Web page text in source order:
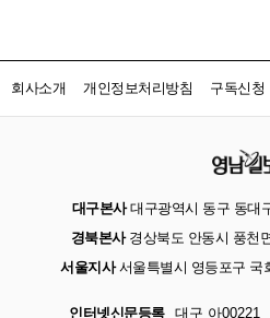
회사소개 개인정보처리방침 구독신청
대구본사대구광역시 동구 동대
경북본사경상북도 안동시 풍천
서울지사서울특별시 영등포구 국
인터넷신문등록 대구 아